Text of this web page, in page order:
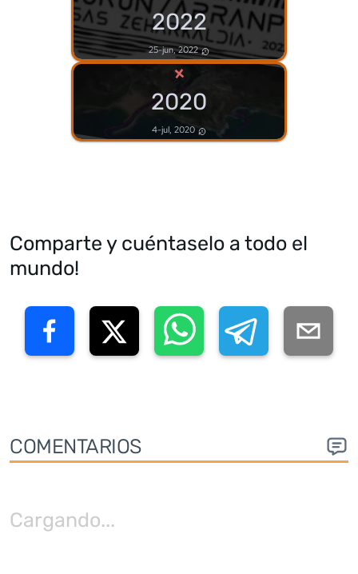
2022
25-jun, 2022
×
2020
4-jul, 2020
Comparte y cuéntaselo a todo el
mundo!
COMENTARIOS
Cargando...